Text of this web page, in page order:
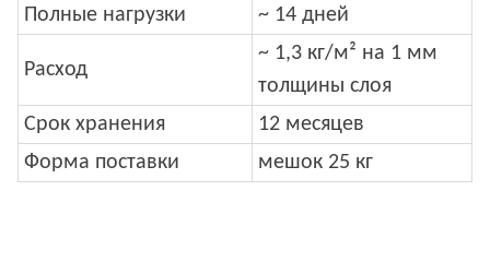
Полные нагрузки
~ 14 дней
Расход
~ 1,3 кг/м² на 1 мм
толщины слоя
Срок хранения
12 месяцев
Форма поставки
мешок 25 кг